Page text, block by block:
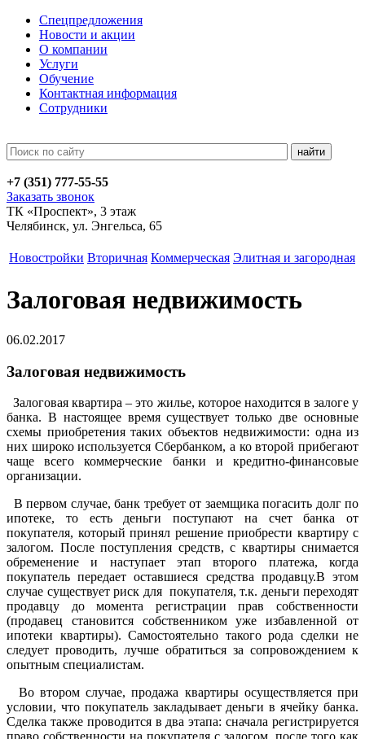
Спецпредложения
Новости и акции
О компании
Услуги
Обучение
Контактная информация
Сотрудники
+7 (351) 777-55-55
Заказать звонок
ТК «Проспект», 3 этаж
Челябинск, ул. Энгельса, 65
Новостройки Вторичная Коммерческая Элитная и загородная
Залоговая недвижимость
06.02.2017
Залоговая недвижимость
Залоговая квартира – это жилье, которое находится в залоге у
банка. В настоящее время существует только две основные
схемы приобретения таких объектов недвижимости: одна из
них широко используется Сбербанком, а ко второй прибегают
чаще всего коммерческие банки и кредитно-финансовые
организации.
В первом случае, банк требует от заемщика погасить долг по
ипотеке, то есть деньги поступают на счет банка от
покупателя, который принял решение приобрести квартиру с
залогом. После поступления средств, с квартиры снимается
обременение и наступает этап второго платежа, когда
покупатель передает оставшиеся средства продавцу.В этом
случае существует риск для покупателя, т.к. деньги переходят
продавцу до момента регистрации прав собственности
(продавец становится собственником уже избавленной от
ипотеки квартиры). Самостоятельно такого рода сделки не
следует проводить, лучше обратиться за сопровождением к
опытным специалистам.
Во втором случае, продажа квартиры осуществляется при
условии, что покупатель закладывает деньги в ячейку банка.
Сделка также проводится в два этапа: сначала регистрируется